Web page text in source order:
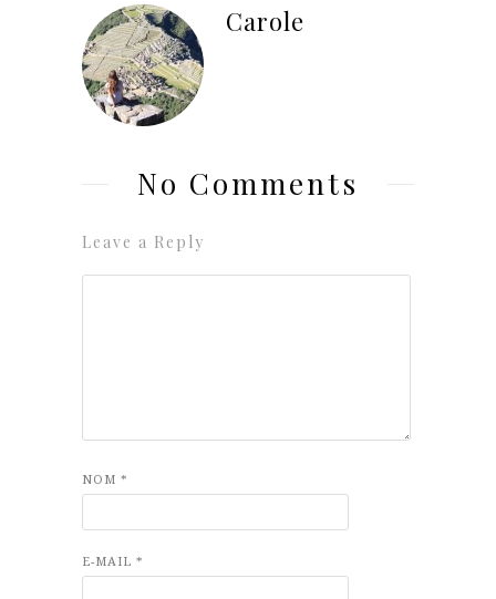
Carole
No Comments
Leave a Reply
NOM *
E-MAIL *